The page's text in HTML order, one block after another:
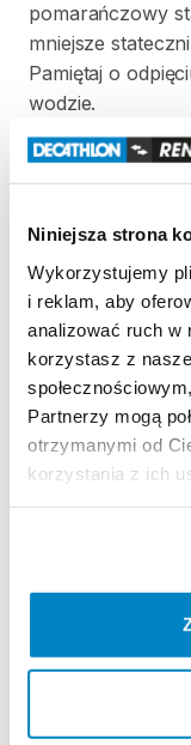
Niniejsza strona
Wykorzystujemy
i reklam, aby
analizować ruch w
korzystasz z
Partnerzy mogą
otrzymanymi od
korzystania z ich
pomarańczowy
mniejsze
Pamiętaj o
wodzie.
Wymiary
Długość:
10'6"
Grubość: 6" (15
Objętość: 320
Waga: 12 kg
Torba zawierająca
Wysokość:
95 cm
Szerokość:
38
- leash
- zestaw